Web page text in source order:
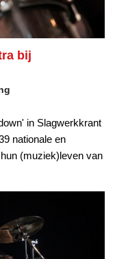
bij
in Slagwerkkrant
nationale en
(muziek)leven van